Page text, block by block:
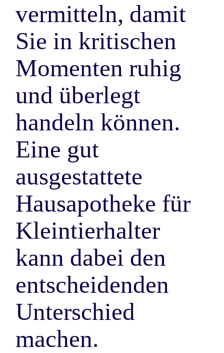
vermitteln, damit
Sie in kritischen
Momenten ruhig
und überlegt
handeln können.
Eine gut
ausgestattete
Hausapotheke für
Kleintierhalter
kann dabei den
entscheidenden
Unterschied
machen.